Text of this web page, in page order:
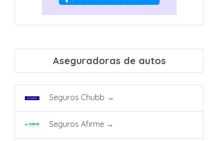
Aseguradoras de autos
Seguros Chubb →
Seguros Afirme →